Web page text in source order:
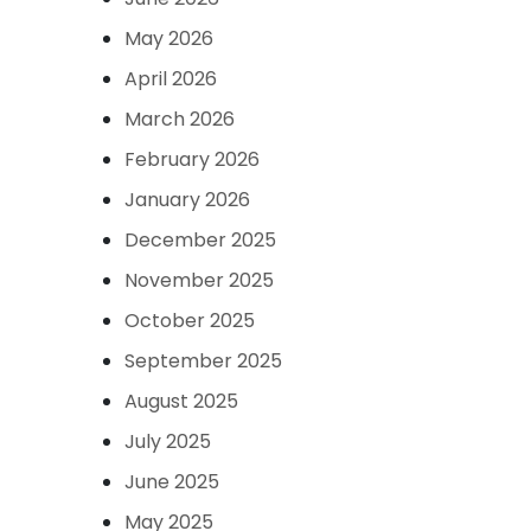
May 2026
April 2026
March 2026
February 2026
January 2026
December 2025
November 2025
October 2025
September 2025
August 2025
July 2025
June 2025
May 2025